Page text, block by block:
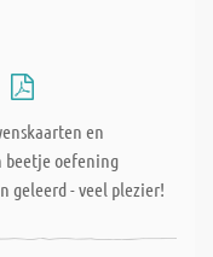
en
beetje oefening
geleerd - veel plezier!